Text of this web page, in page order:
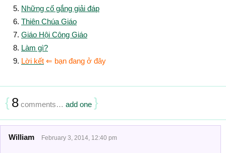
Những cố gắng giải đáp
Thiên Chúa Giáo
Giáo Hội Công Giáo
Làm gì?
Lời kết ⇐ bạn đang ở đây
{ 8 comments… add one }
William February 3, 2014, 12:40 pm